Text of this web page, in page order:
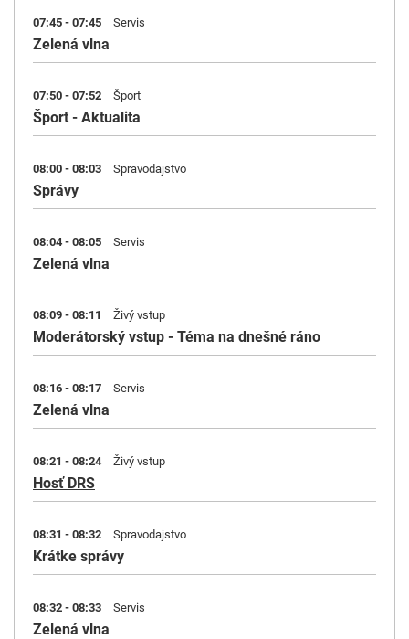
07:45 - 07:45 Servis
Zelená vlna
07:50 - 07:52 Šport
Šport - Aktualita
08:00 - 08:03 Spravodajstvo
Správy
08:04 - 08:05 Servis
Zelená vlna
08:09 - 08:11 Živý vstup
Moderátorský vstup - Téma na dnešné ráno
08:16 - 08:17 Servis
Zelená vlna
08:21 - 08:24 Živý vstup
Hosť DRS
08:31 - 08:32 Spravodajstvo
Krátke správy
08:32 - 08:33 Servis
Zelená vlna